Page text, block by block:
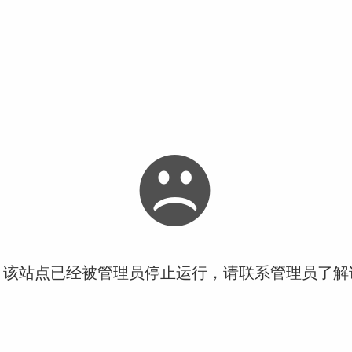
站点已经被管理员停止运行，请联系管理员了